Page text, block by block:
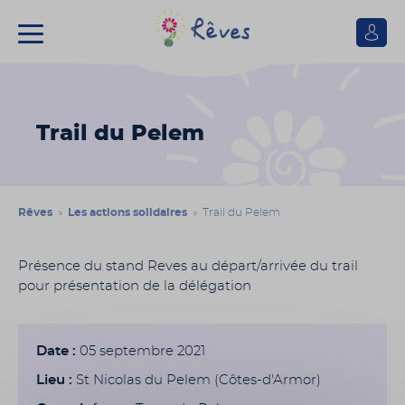
Se
Trail du Pelem
Rêves » Les actions solidaires » Trail du Pelem
Présence du stand Reves au départ/arrivée du trail
pour présentation de la délégation
Date : 05 septembre 2021
Lieu : St Nicolas du Pelem (Côtes-d'Armor)